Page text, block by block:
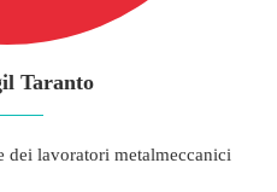
Taranto
dei lavoratori metalmeccanici